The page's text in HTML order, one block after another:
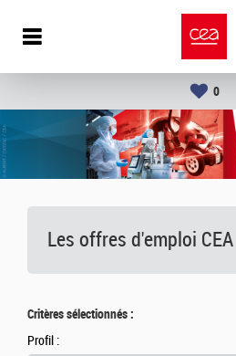
0
Les offres d'emploi CEA
Critères sélectionnés :
Profil :